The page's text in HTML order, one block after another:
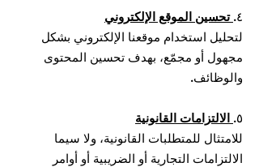
٤. تحسين الموقع الإلكتروني
لتحليل استخدام موقعنا الإلكتروني بشكل
مجهول أو مجمّع، بهدف تحسين المحتوى
والوظائف.
٥. الالتزامات القانونية
للامتثال للمتطلبات القانونية، ولا سيما
الالتزامات التجارية أو الضريبية أو أوامر